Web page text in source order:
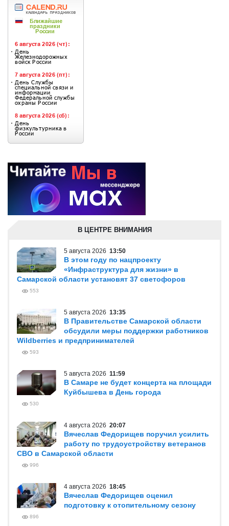
В ЦЕНТРЕ ВНИМАНИЯ
5 августа 2026 13:50
В этом году по нацпроекту
«Инфраструктура для жизни» в
Самарской области установят 37 светофоров
553
5 августа 2026 13:35
В Правительстве Самарской области
обсудили меры поддержки работников
Wildberries и предпринимателей
593
5 августа 2026 11:59
В Самаре не будет концерта на площади
Куйбышева в День города
530
4 августа 2026 20:07
Вячеслав Федорищев поручил усилить
работу по трудоустройству ветеранов
СВО в Самарской области
996
4 августа 2026 18:45
Вячеслав Федорищев оценил
подготовку к отопительному сезону
896